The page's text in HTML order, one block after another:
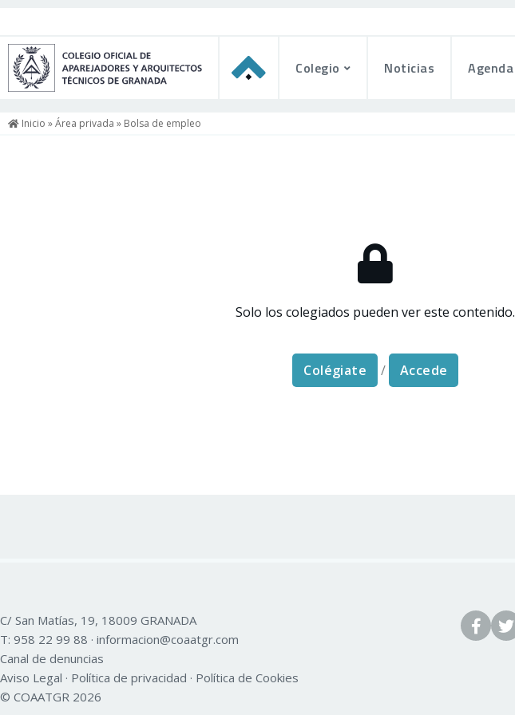
Colegio Noticias Agenda
Inicio »Área privada » Bolsa de empleo
Solo los colegiados pueden ver este contenido.
Colégiate / Accede
C/ San Matías, 19, 18009 GRANADA
T: 958 22 99 88 · informacion@coaatgr.com
Canal de denuncias
Aviso Legal · Política de privacidad · Política de Cookies
© COAATGR 2026